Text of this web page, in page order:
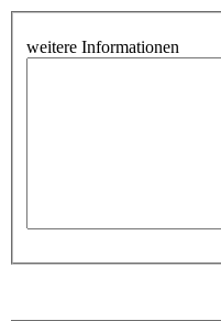
weitere Informationen